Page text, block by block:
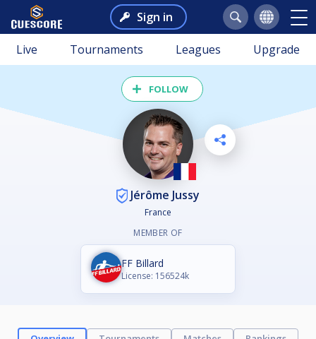
Sign in
Live Tournaments Leagues Upgrade
FOLLOW
Jérôme Jussy
France
MEMBER OF
FF Billard
License: 156524k